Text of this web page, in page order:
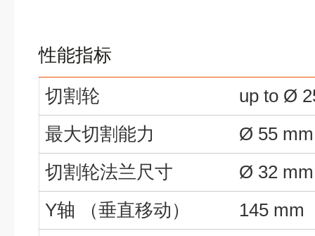
性能指标
切割轮
up to Ø
最大切割能力
Ø 55
切割轮法兰尺寸
Ø 32 mm
Y轴 （垂直移动）
145 mm